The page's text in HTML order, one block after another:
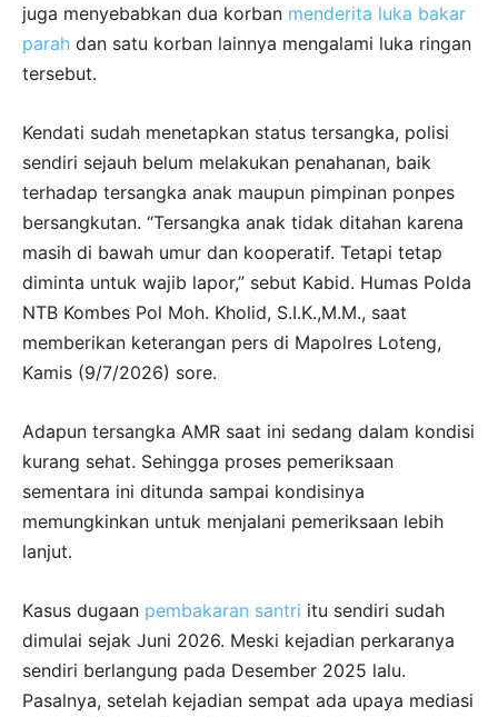
juga menyebabkan dua korban menderita luka bakar
parah dan satu korban lainnya mengalami luka ringan
tersebut.
Kendati sudah menetapkan status tersangka, polisi
sendiri sejauh belum melakukan penahanan, baik
terhadap tersangka anak maupun pimpinan ponpes
bersangkutan. “Tersangka anak tidak ditahan karena
masih di bawah umur dan kooperatif. Tetapi tetap
diminta untuk wajib lapor,” sebut Kabid. Humas Polda
NTB Kombes Pol Moh. Kholid, S.I.K.,M.M., saat
memberikan keterangan pers di Mapolres Loteng,
Kamis (9/7/2026) sore.
Adapun tersangka AMR saat ini sedang dalam kondisi
kurang sehat. Sehingga proses pemeriksaan
sementara ini ditunda sampai kondisinya
memungkinkan untuk menjalani pemeriksaan lebih
lanjut.
Kasus dugaan pembakaran santri itu sendiri sudah
dimulai sejak Juni 2026. Meski kejadian perkaranya
sendiri berlangung pada Desember 2025 lalu.
Pasalnya, setelah kejadian sempat ada upaya mediasi